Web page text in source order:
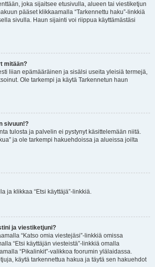
joka sijaitsee etusivulla, alueen tai viestiketjun
pääset klikkaamalla “Tarkennettu haku”-linkkiä
sivulla. Haun sijainti voi riippua käyttämästäsi
mitään?
liian epämääräinen ja sisälsi useita yleisiä termejä,
Ole tarkempi ja käytä Tarkennetun haun
sivuun!?
tulosta ja palvelin ei pystynyt käsittelemään niitä.
ja ole tarkempi hakuehdoissa ja alueissa joilta
ja klikkaa “Etsi käyttäjä”-linkkiä.
ja viestiketjuni?
“Katso omia viestejäsi”-linkkiä omissa
“Etsi käyttäjän viesteistä”-linkkiä omalla
“Pikalinkit”-valikkoa foorumin ylälaidassa.
käytä tarkennettua hakua ja täytä sen hakuehdot